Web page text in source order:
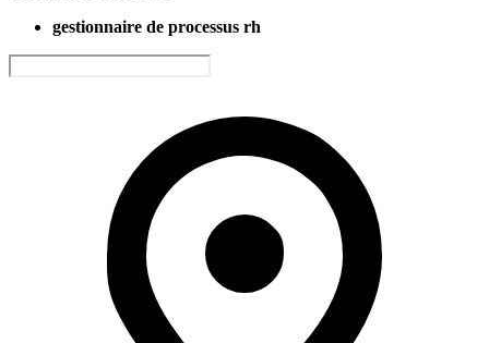
gestionnaire de processus rh